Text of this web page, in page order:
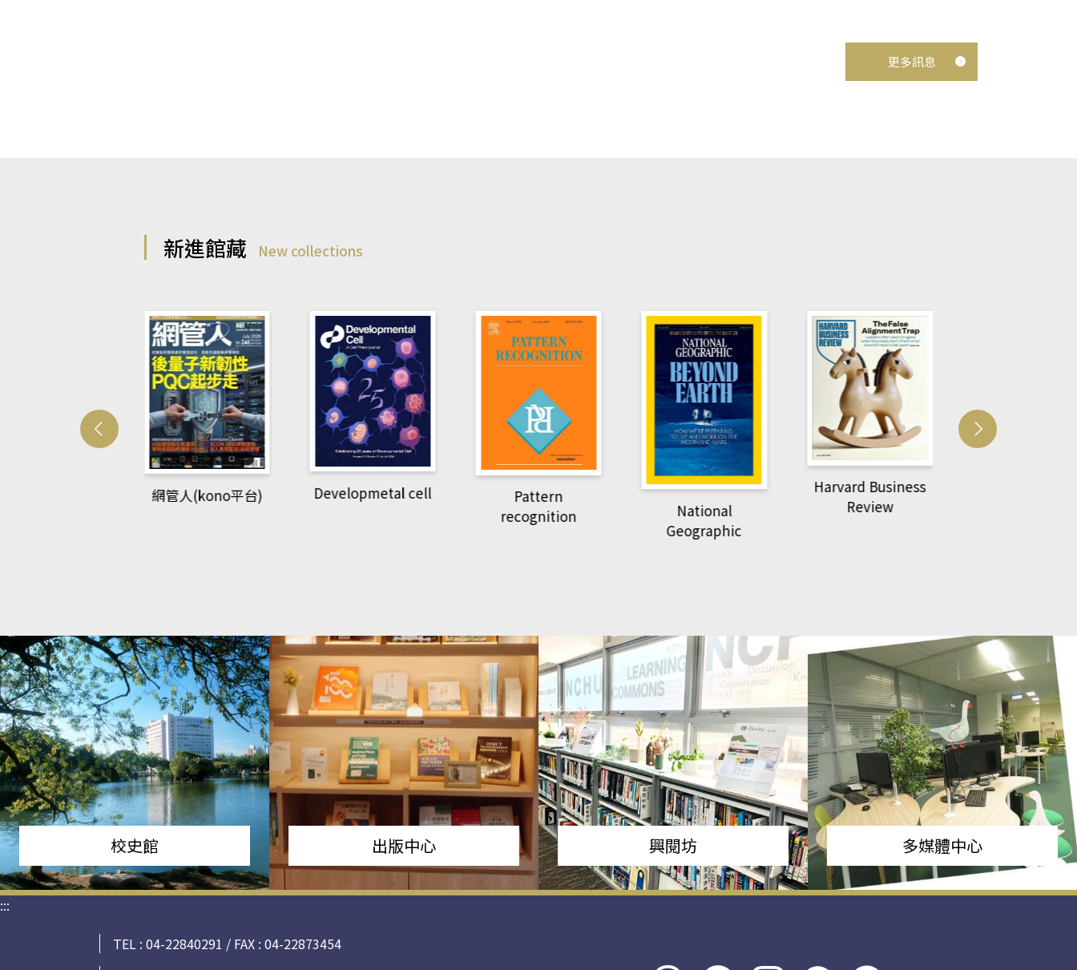
更多訊息
新進館藏 New collections
網管人(kono平台) Developmetal cell
Pattern
recognition
National
Geographic
Harvard Business
Review
校史館 出版中心 興閱坊 多媒體中心
:::
TEL : 04-22840291 / FAX : 04-22873454